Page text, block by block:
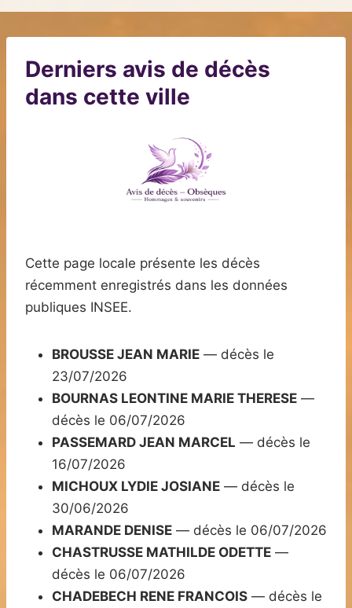
Derniers avis de décès
dans cette ville
Cette page locale présente les décès
récemment enregistrés dans les données
publiques INSEE.
BROUSSE JEAN MARIE — décès le
23/07/2026
BOURNAS LEONTINE MARIE THERESE —
décès le 06/07/2026
PASSEMARD JEAN MARCEL — décès le
16/07/2026
MICHOUX LYDIE JOSIANE — décès le
30/06/2026
MARANDE DENISE — décès le 06/07/2026
CHASTRUSSE MATHILDE ODETTE —
décès le 06/07/2026
CHADEBECH RENE FRANCOIS — décès le